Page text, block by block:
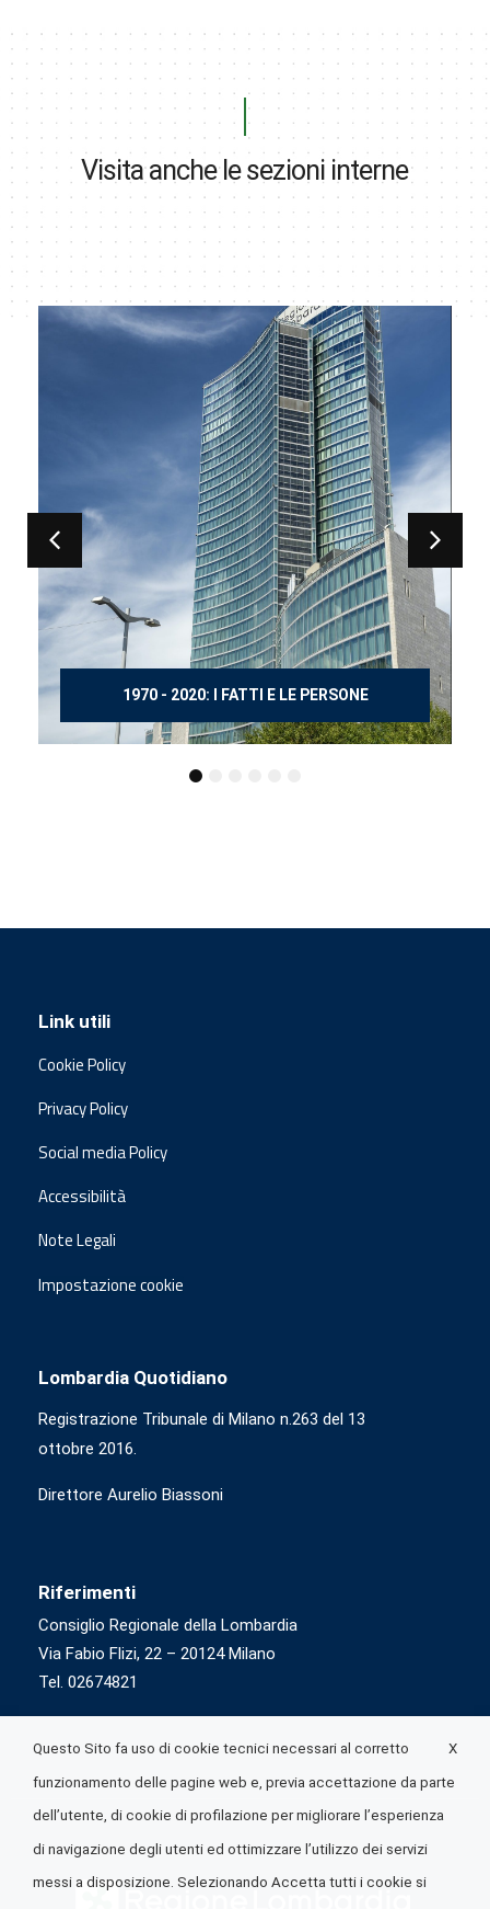
Visita anche le sezioni interne
150 ANNI DOPO MANZONI
Link utili
Cookie Policy
Privacy Policy
Social media Policy
Accessibilità
Note Legali
Impostazione cookie
Lombardia Quotidiano
Registrazione Tribunale di Milano n.263 del 13
ottobre 2016.
Direttore Aurelio Biassoni
Riferimenti
Consiglio Regionale della Lombardia
Via Fabio Flizi, 22 – 20124 Milano
Tel. 02674821
X
Questo Sito fa uso di cookie tecnici necessari al corretto
funzionamento delle pagine web e, previa accettazione da parte
dell’utente, di cookie di profilazione per migliorare l’esperienza
di navigazione degli utenti ed ottimizzare l’utilizzo dei servizi
messi a disposizione. Selezionando Accetta tutti i cookie si